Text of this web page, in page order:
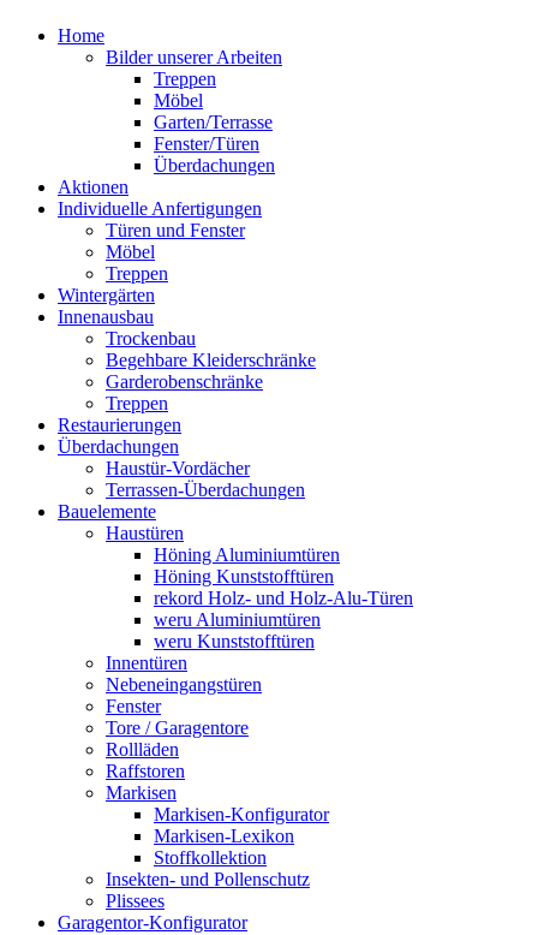
Home
Bilder unserer Arbeiten
Treppen
Möbel
Garten/Terrasse
Fenster/Türen
Überdachungen
Aktionen
Individuelle Anfertigungen
Türen und Fenster
Möbel
Treppen
Wintergärten
Innenausbau
Trockenbau
Begehbare Kleiderschränke
Garderobenschränke
Treppen
Restaurierungen
Überdachungen
Haustür-Vordächer
Terrassen-Überdachungen
Bauelemente
Haustüren
Höning Aluminiumtüren
Höning Kunststofftüren
rekord Holz- und Holz-Alu-Türen
weru Aluminiumtüren
weru Kunststofftüren
Innentüren
Nebeneingangstüren
Fenster
Tore / Garagentore
Rollläden
Raffstoren
Markisen
Markisen-Konfigurator
Markisen-Lexikon
Stoffkollektion
Insekten- und Pollenschutz
Plissees
Garagentor-Konfigurator